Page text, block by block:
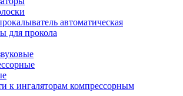
автоматическая
для прокола
к ингаляторам компрессорным